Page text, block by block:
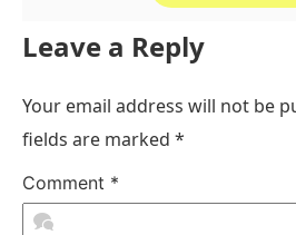
Leave a Reply
Your email address will not be
fields are marked *
Comment *